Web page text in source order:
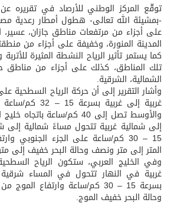
توقّع المركز الوطني للأرصاد في تقريره
-بمشيئة الله تعالى- هطول أمطار رعدية
على أجزاء من مرتفعات مناطق جازان، عسير،
المدينة المنورة، وخفيفة على أجزاء من
كما يستمر تأثير الرياح النشطة المثيرة
تلك المناطق، كذلك على أجزاء من مناطق
الشمالية، الشرقية.
وأشار التقرير إلى أن حركة الرياح السطحية
غربية إلى غربية
والأوسط تصل إلى 40 كم/ساعة
إلى شمالية غربية تتحول مساءً شمالية إلى
15 – 30 كم/ساعة على الجزء الجنوبي
المتر إلى متر ونصف وحالة البحر خفيف إلى
وفي الخليج العربي، ستكون الرياح
غربية في النهار تتحول في المساء
بسرعة 15 – 30 كم/ساعة وارتفاع
وحالة البحر خفيف الموج.